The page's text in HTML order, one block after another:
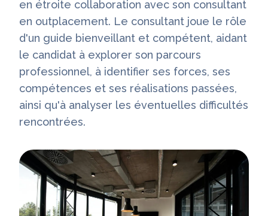
en étroite collaboration avec son consultant
en outplacement. Le consultant joue le rôle
d'un guide bienveillant et compétent, aidant
le candidat à explorer son parcours
professionnel, à identifier ses forces, ses
compétences et ses réalisations passées,
ainsi qu'à analyser les éventuelles difficultés
rencontrées.